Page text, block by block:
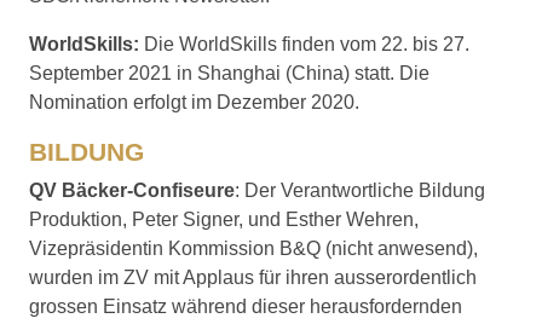
WorldSkills: Die WorldSkills finden vom 22. bis 27.
September 2021 in Shanghai (China) statt. Die
Nomination erfolgt im Dezember 2020.
BILDUNG
QV Bäcker-Confiseure: Der Verantwortliche Bildung
Produktion, Peter Signer, und Esther Wehren,
Vizepräsidentin Kommission B&Q (nicht anwesend),
wurden im ZV mit Applaus für ihren ausserordentlich
grossen Einsatz während dieser herausfordernden